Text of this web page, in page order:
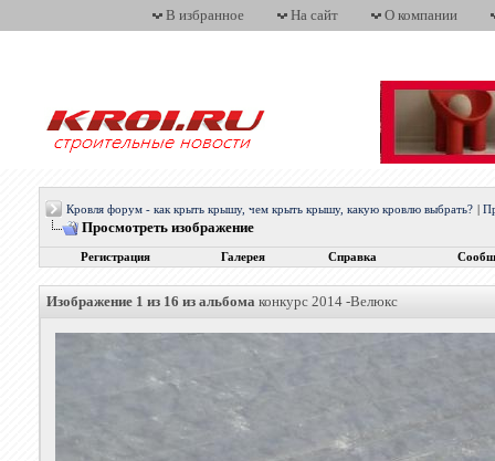
В избранное На сайт О компании
Кровля форум - как крыть крышу, чем крыть крышу, какую кровлю выбрать?
Просмотреть изображение
Регистрация Галерея Справка
Изображение 1 из 16 из альбома конкурс 2014 -Велюкс